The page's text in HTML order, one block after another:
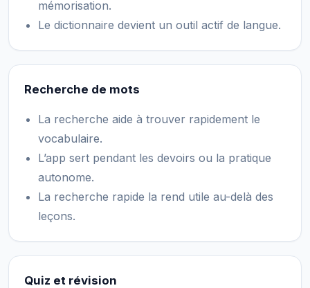
mémorisation.
Le dictionnaire devient un outil actif de langue.
Recherche de mots
La recherche aide à trouver rapidement le
vocabulaire.
L’app sert pendant les devoirs ou la pratique
autonome.
La recherche rapide la rend utile au-delà des
leçons.
Quiz et révision